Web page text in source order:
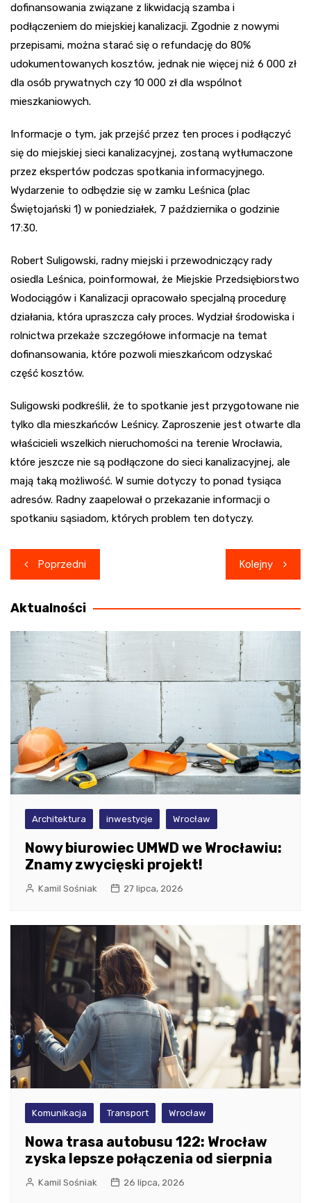
dofinansowania związane z likwidacją szamba i
podłączeniem do miejskiej kanalizacji. Zgodnie z nowymi
przepisami, można starać się o refundację do 80%
udokumentowanych kosztów, jednak nie więcej niż 6 000 zł
dla osób prywatnych czy 10 000 zł dla wspólnot
mieszkaniowych.
Informacje o tym, jak przejść przez ten proces i podłączyć
się do miejskiej sieci kanalizacyjnej, zostaną wytłumaczone
przez ekspertów podczas spotkania informacyjnego.
Wydarzenie to odbędzie się w zamku Leśnica (plac
Świętojański 1) w poniedziałek, 7 października o godzinie
17:30.
Robert Suligowski, radny miejski i przewodniczący rady
osiedla Leśnica, poinformował, że Miejskie Przedsiębiorstwo
Wodociągów i Kanalizacji opracowało specjalną procedurę
działania, która upraszcza cały proces. Wydział środowiska i
rolnictwa przekaże szczegółowe informacje na temat
dofinansowania, które pozwoli mieszkańcom odzyskać
część kosztów.
Suligowski podkreślił, że to spotkanie jest przygotowane nie
tylko dla mieszkańców Leśnicy. Zaproszenie jest otwarte dla
właścicieli wszelkich nieruchomości na terenie Wrocławia,
które jeszcze nie są podłączone do sieci kanalizacyjnej, ale
mają taką możliwość. W sumie dotyczy to ponad tysiąca
adresów. Radny zaapelował o przekazanie informacji o
spotkaniu sąsiadom, których problem ten dotyczy.
Nawigacja
wpisu
Poprzedni Kolejny
Aktualności
Architektura inwestycje Wrocław
Nowy biurowiec UMWD we Wrocławiu:
Znamy zwycięski projekt!
Kamil Sośniak 27 lipca, 2026
Komunikacja Transport Wrocław
Nowa trasa autobusu 122: Wrocław
zyska lepsze połączenia od sierpnia
Kamil Sośniak 26 lipca, 2026